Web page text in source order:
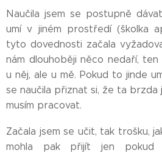
Naučila jsem se postupně
umí v jiném prostředí (školka
tyto dovednosti začala
nám dlouhoběji něco nedaří,
u něj, ale u mě. Pokud to jinde
se naučila přiznat si, že ta brzda
musím pracovat.
Začala jsem se učit, tak trošku,
mohla pak přijít jen pokud